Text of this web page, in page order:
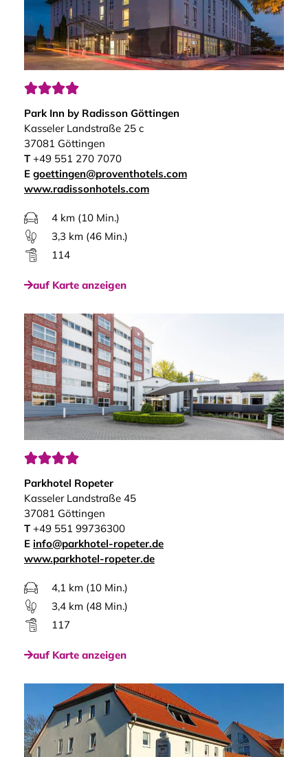

Park Inn by Radisson Göttingen
Kasseler Landstraße 25 c
37081 Göttingen
T+49 551 270 7070
E goettingen@proventhotels.com
www.radissonhotels.com
4 km (10 Min.)
3,3 km (46 Min.)
114
auf Karte anzeigen

Parkhotel Ropeter
Kasseler Landstraße 45
37081 Göttingen
T+49 551 99736300
E info@parkhotel-ropeter.de
www.parkhotel-ropeter.de
4,1 km (10 Min.)
3,4 km (48 Min.)
117
auf Karte anzeigen